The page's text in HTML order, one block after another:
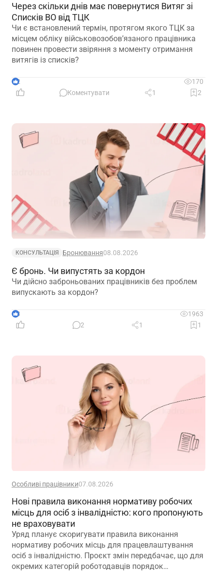
Через скільки днів має повернутися Витяг зі
Списків ВО від ТЦК
Чи є встановлений термін, протягом якого ТЦК за
місцем обліку військовозобов’язаного працівника
повинен провести звіряння з моменту отримання
витягів із списків?
2
170
Коментувати
1 2
КОНСУЛЬТАЦІЯ Бронювання08.08.2026
Є бронь. Чи випустять за кордон
Чи дійсно заброньованих працівників без проблем
випускають за кордон?
3
1963
2
1 1
Особливі працівники07.08.2026
Нові правила виконання нормативу робочих
місць для осіб з інвалідністю: кого пропонують
не враховувати
Уряд планує скоригувати правила виконання
нормативу робочих місць для працевлаштування
осіб з інвалідністю. Проєкт змін передбачає, що для
окремих категорій роботодавців порядок